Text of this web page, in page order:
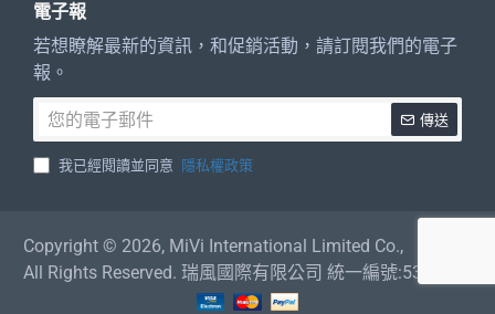
電子報
若想瞭解最新的資訊，和促銷活動，請訂閱我們的電子
報。
子
傳送
我已經閱讀並同意 隱私權政策
Copyright © 2026, MiVi International Limited Co.,
All Rights Reserved. 瑞風國際有限公司 統一編號:53542834